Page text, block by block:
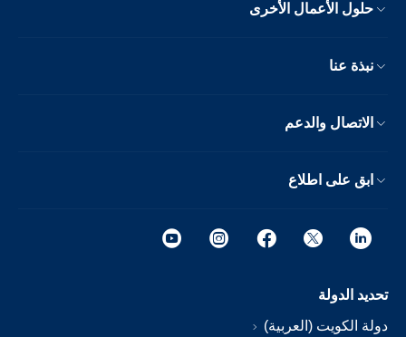
حلول الأعمال الأخرى
نبذة عنا
الاتصال والدعم
ابق على اطلاع
تحديد الدولة
دولة الكويت (العربية)